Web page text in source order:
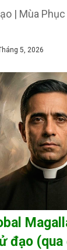
| Mùa
5, 2026
đạo